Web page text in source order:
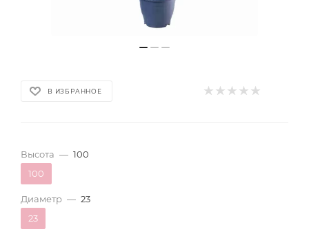
В ИЗБРАННОЕ
Высота — 100
100
Диаметр — 23
23